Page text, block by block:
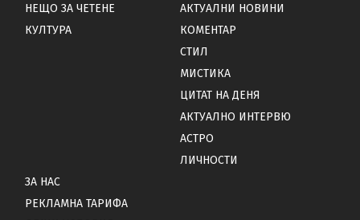
НЕЩО ЗА ЧЕТЕНЕ
КУЛТУРА
АКТУАЛНИ НОВИНИ
КОМЕНТАР
СТИЛ
МИСТИКА
ЦИТАТ НА ДЕНЯ
АКТУАЛНО ИНТЕРВЮ
АСТРО
ЛИЧНОСТИ
ЗА НАС
РЕКЛАМНА ТАРИФА